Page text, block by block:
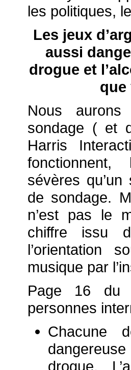
les politiques,
Les jeux
aussi
drogue et
que
Nous
sondage ( et
Harris
fonctionnent,
sévères
de sondage.
n’est pas le
chiffre issu
l’orientation
musique par
Page 16 du
personnes
Chacune
drogue,